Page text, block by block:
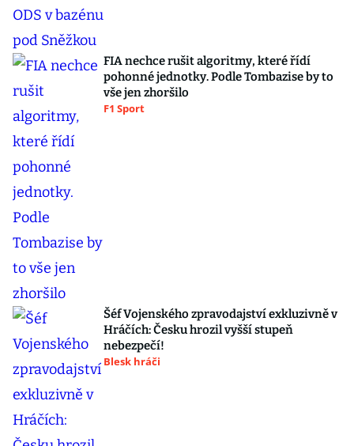
FIA nechce rušit algoritmy, které řídí
pohonné jednotky. Podle Tombazise by to
vše jen zhoršilo
F1 Sport
Šéf Vojenského zpravodajství exkluzivně v
Hráčích: Česku hrozil vyšší stupeň
nebezpečí!
Blesk hráči